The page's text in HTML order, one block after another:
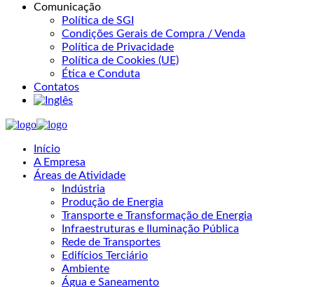
Comunicação
Política de SGI
Condições Gerais de Compra / Venda
Política de Privacidade
Política de Cookies (UE)
Ética e Conduta
Contatos
Início
A Empresa
Áreas de Atividade
Indústria
Produção de Energia
Transporte e Transformação de Energia
Infraestruturas e Iluminação Pública
Rede de Transportes
Edifícios Terciário
Ambiente
Água e Saneamento